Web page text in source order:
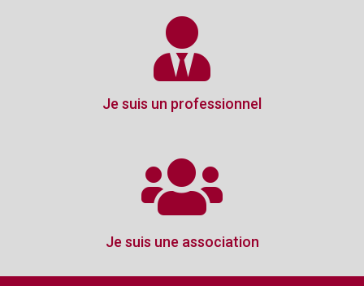
Je suis un professionnel
Je suis une association